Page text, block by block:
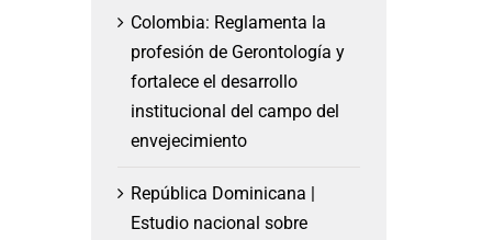
Colombia: Reglamenta la
profesión de Gerontología y
fortalece el desarrollo
institucional del campo del
envejecimiento
República Dominicana |
Estudio nacional sobre